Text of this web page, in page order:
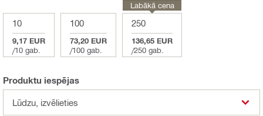
10
9,17 EUR
/10 gab.
100
73,20 EUR
/100 gab.
250
136,65 EUR
/250 gab.
Labākā cena
Produktu iespējas
Lūdzu, izvēlieties